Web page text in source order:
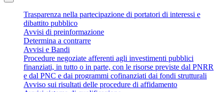
Trasparenza nella partecipazione di portatori di interessi e
dibattito pubblico
Avvisi di preinformazione
Determina a contrarre
Avvisi e Bandi
Procedure negoziate afferenti agli investimenti pubblici
finanziati, in tutto o in parte, con le risorse previste dal PNRR
e dal PNC e dai programmi cofinanziati dai fondi strutturali
Avviso sui risultati delle procedure di affidamento